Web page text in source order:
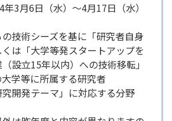
3月6日（水）～4月17日（水）
技術シーズを基に「研究者自身
は「大学等発スタートアップを
設立15年以内）への技術移転」
学等に所属する研究者
開発テーマ」に対応する分野